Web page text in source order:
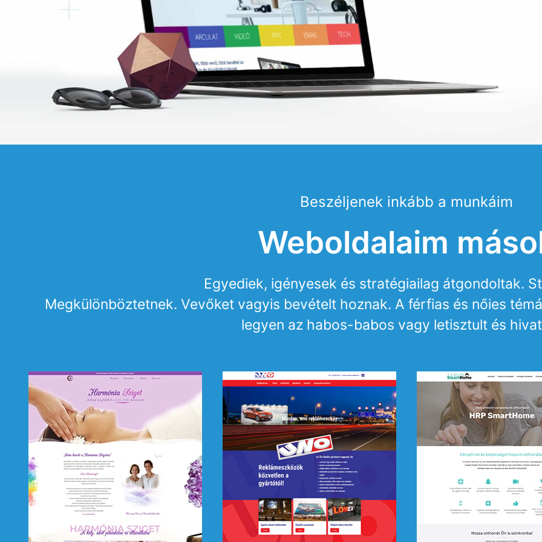
Beszéljenek inkább a munkáim
Weboldalaim
Egyediek, igényesek és stratégiailag átgondoltak.
Megkülönböztetnek. Vevőket vagyis bevételt hoznak. A férfias és nőies
legyen az habos-babos vagy letisztult és